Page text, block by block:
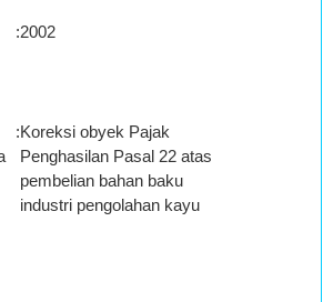
:2002
:Koreksi obyek Pajak
Penghasilan Pasal 22 atas
pembelian bahan baku
industri pengolahan kayu